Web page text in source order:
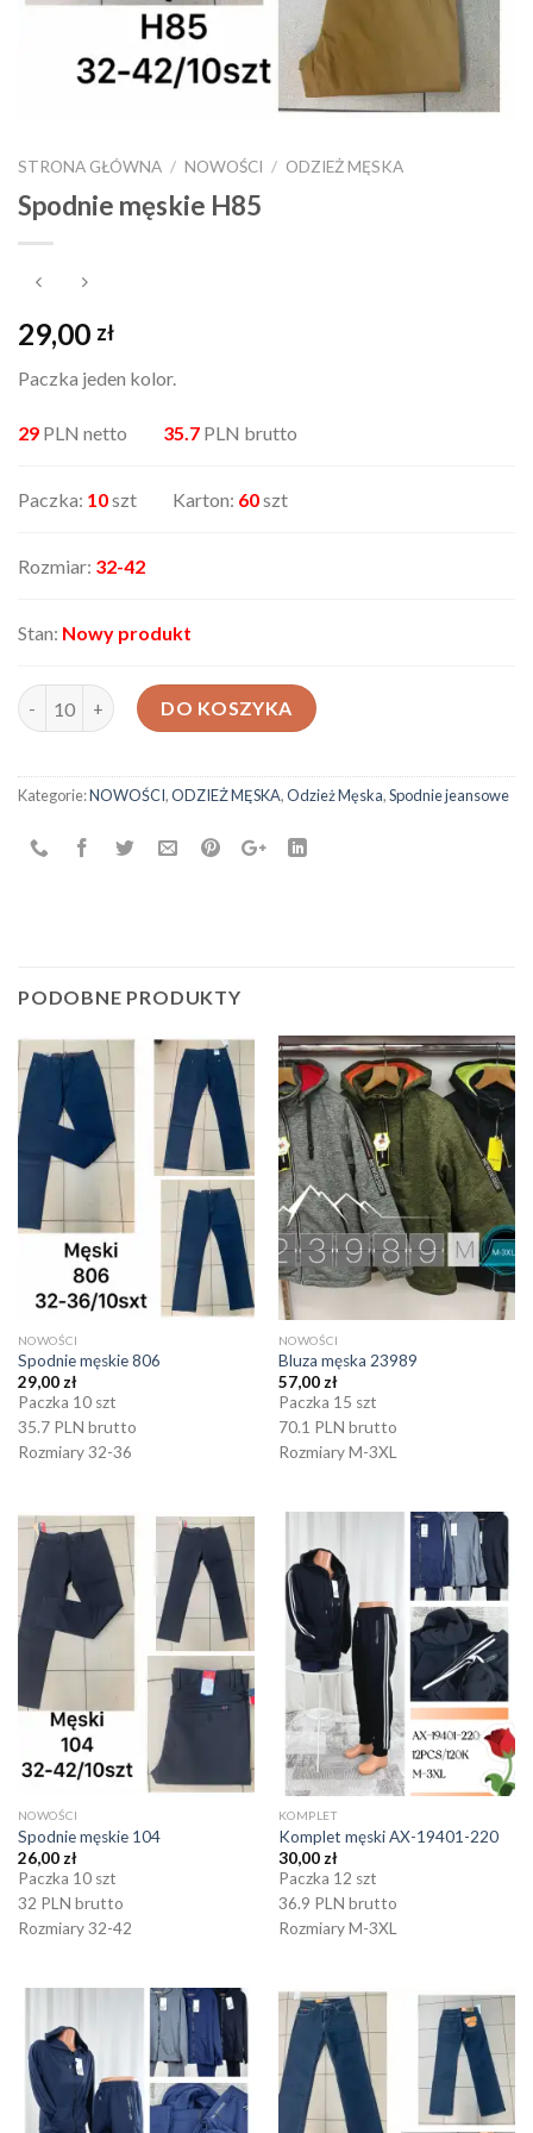
STRONA GŁÓWNA / NOWOŚCI / ODZIEŻ MĘSKA
Spodnie męskie H85
29,00 zł
Paczka jeden kolor.
29 PLN netto 35.7 PLN brutto
Paczka: 10szt Karton: 60szt
Rozmiar: 32-42
Stan: Nowy produkt
ilość Spodnie męskie H85DO KOSZYKA
Kategorie:NOWOŚCI,ODZIEŻ MĘSKA,Odzież Męska,Spodnie jeansowe
PODOBNE PRODUKTY
NOWOŚCI
Spodnie męskie 806
29,00zł
Paczka 10 szt
35.7 PLN brutto
Rozmiary 32-36
NOWOŚCI
Bluza męska 23989
57,00zł
Paczka 15 szt
70.1 PLN brutto
Rozmiary M-3XL
NOWOŚCI
Spodnie męskie 104
26,00 zł
Paczka 10 szt
32 PLN brutto
Rozmiary 32-42
KOMPLET
Komplet męski AX-19401-220
30,00 zł
Paczka 12 szt
36.9 PLN brutto
Rozmiary M-3XL